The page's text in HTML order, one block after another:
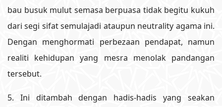
bau busuk mulut semasa berpuasa tidak begitu kukuh
dari segi sifat semulajadi ataupun neutrality agama ini.
Dengan menghormati perbezaan pendapat, namun
realiti kehidupan yang mesra menolak pandangan
tersebut.
5. Ini ditambah dengan hadis-hadis yang seakan